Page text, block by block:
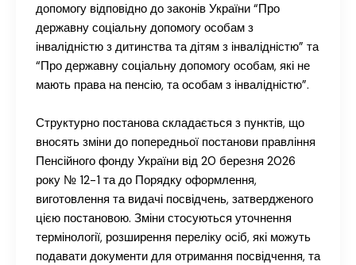
допомогу відповідно до законів України “Про
державну соціальну допомогу особам з
інвалідністю з дитинства та дітям з інвалідністю” та
“Про державну соціальну допомогу особам, які не
мають права на пенсію, та особам з інвалідністю”.
Структурно постанова складається з пунктів, що
вносять зміни до попередньої постанови правління
Пенсійного фонду України від 20 березня 2026
року № 12-1 та до Порядку оформлення,
виготовлення та видачі посвідчень, затвердженого
цією постановою. Зміни стосуються уточнення
термінології, розширення переліку осіб, які можуть
подавати документи для отримання посвідчення, та